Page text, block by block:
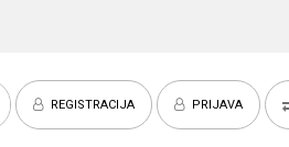
REGISTRACIJA PRIJAVA